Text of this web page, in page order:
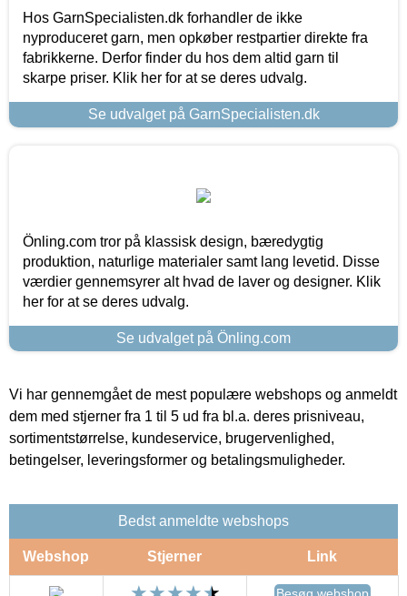
Hos GarnSpecialisten.dk forhandler de ikke
nyproduceret garn, men opkøber restpartier direkte fra
fabrikkerne. Derfor finder du hos dem altid garn til
skarpe priser. Klik her for at se deres udvalg.
Se udvalget på GarnSpecialisten.dk
Önling.com tror på klassisk design, bæredygtig
produktion, naturlige materialer samt lang levetid. Disse
værdier gennemsyrer alt hvad de laver og designer. Klik
her for at se deres udvalg.
Se udvalget på Önling.com
Vi har gennemgået de mest populære webshops og anmeldt
dem med stjerner fra 1 til 5 ud fra bl.a. deres prisniveau,
sortimentstørrelse, kundeservice, brugervenlighed,
betingelser, leveringsformer og betalingsmuligheder.
Bedst anmeldte webshops
Webshop Stjerner Link